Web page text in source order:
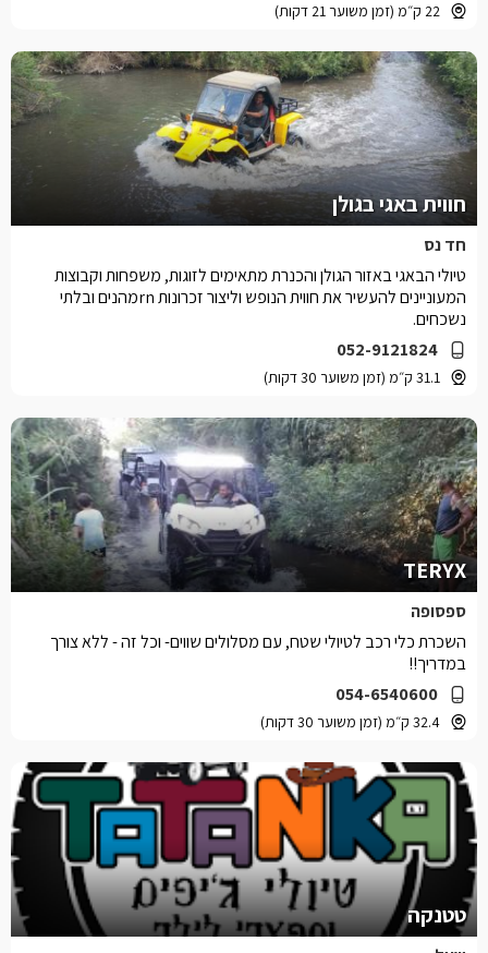
22 ק״מ (זמן משוער 21 דקות)
חווית באגי בגולן
חד נס
052-9121824
31.1 ק״מ (זמן משוער 30 דקות)
טיולי הבאגי באזור הגולן והכנרת מתאימים לזוגות, משפחות וקבוצות
המעוניינים להעשיר את חווית הנופש וליצור זכרונות rnמהנים ובלתי
נשכחים.
TERYX
ספסופה
054-6540600
32.4 ק״מ (זמן משוער 30 דקות)
השכרת כלי רכב לטיולי שטח, עם מסלולים שווים- וכל זה - ללא צורך
במדריך!!
טטנקה